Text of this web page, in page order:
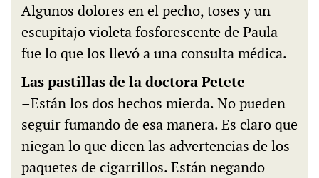
Algunos dolores en el pecho, toses y un
escupitajo violeta fosforescente de Paula
fue lo que los llevó a una consulta médica.
Las pastillas de la doctora Petete
–Están los dos hechos mierda. No pueden
seguir fumando de esa manera. Es claro que
niegan lo que dicen las advertencias de los
paquetes de cigarrillos. Están negando